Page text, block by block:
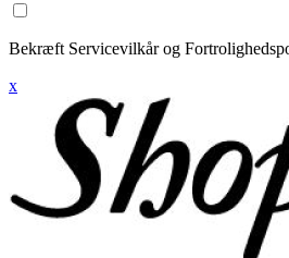
Bekræft Servicevilkår og
x